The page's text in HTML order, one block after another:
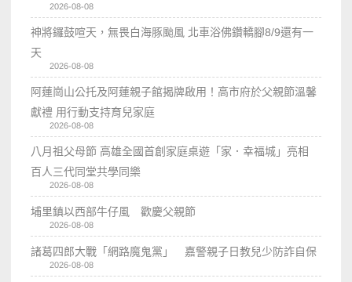
2026-08-08
神將鑼鼓喧天，無畏白海豚颱風 北車浴佛鑽轎腳8/9還有一
天
2026-08-08
阿蓮崗山公托及阿蓮親子館揭牌啟用！高市府於父親節溫馨
獻禮 用行動支持育兒家庭
2026-08-08
八月祖父母節 高雄全國首創家庭桌遊「家．幸福城」亮相
百人三代同堂共學同樂
2026-08-08
埔里鎮以西部牛仔風 歡慶父親節
2026-08-08
諸葛四郎大戰「網路魔鬼黨」 嘉警親子日教兒少防詐自保
2026-08-08